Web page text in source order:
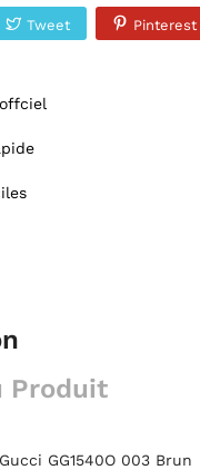
Tweet Pinterest
Produit
GG1540O 003 Brun